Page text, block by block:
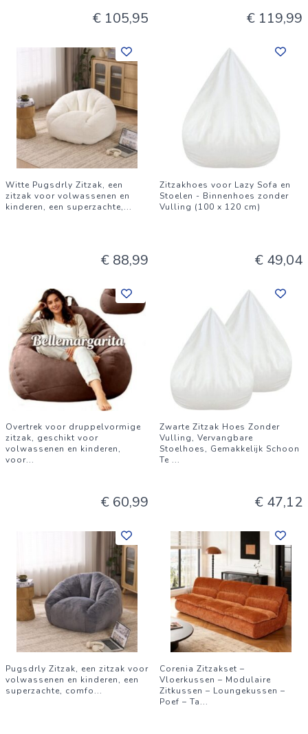
€ 105,95 € 119,99
Witte Pugsdrly Zitzak, een
zitzak voor volwassenen en
kinderen, een superzachte,...
€ 88,99
Zitzakhoes voor Lazy Sofa en
Stoelen - Binnenhoes zonder
Vulling (100 x 120 cm)
€ 49,04
Overtrek voor druppelvormige
zitzak, geschikt voor
volwassenen en kinderen,
voor...
€ 60,99
Zwarte Zitzak Hoes Zonder
Vulling, Vervangbare
Stoelhoes, Gemakkelijk Schoon
Te ...
€ 47,12
Pugsdrly Zitzak, een zitzak voor
volwassenen en kinderen, een
superzachte, comfo...
Corenia Zitzakset –
Vloerkussen – Modulaire
Zitkussen – Loungekussen –
Poef – Ta...